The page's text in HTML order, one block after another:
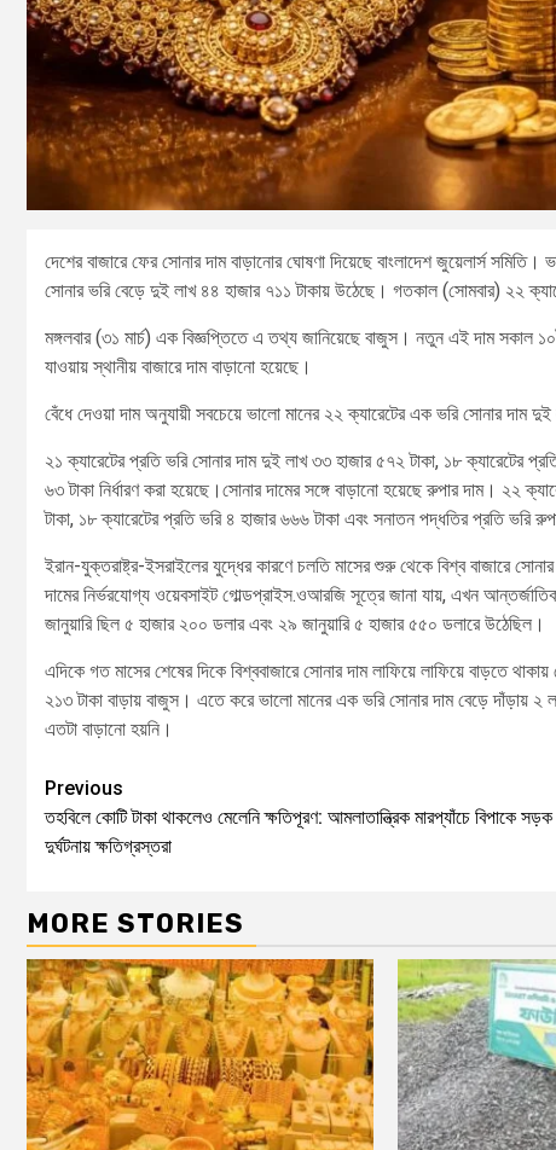
দেশের বাজারে ফের সোনার দাম বাড়ানোর ঘোষণা দিয়েছে বাংলাদেশ জুয়েলার্স
সোনার ভরি বেড়ে দুই লাখ ৪৪ হাজার ৭১১ টাকায় উঠেছে। গতকাল (সোমবার) ২২
মঙ্গলবার (৩১ মার্চ) এক বিজ্ঞপ্তিতে এ তথ্য জানিয়েছে বাজুস। নতুন এই দাম সকাল
যাওয়ায় স্থানীয় বাজারে দাম বাড়ানো হয়েছে।
বেঁধে দেওয়া দাম অনুযায়ী সবচেয়ে ভালো মানের ২২ ক্যারেটের এক ভরি সোনার দাম দুই
২১ ক্যারেটের প্রতি ভরি সোনার দাম দুই লাখ ৩৩ হাজার ৫৭২ টাকা, ১৮ ক্যারেটের
৬৩ টাকা নির্ধারণ করা হয়েছে।সোনার দামের সঙ্গে বাড়ানো হয়েছে রুপার দাম। ২২
টাকা, ১৮ ক্যারেটের প্রতি ভরি ৪ হাজার ৬৬৬ টাকা এবং সনাতন পদ্ধতির প্রতি ভরি
ইরান-যুক্তরাষ্ট্র-ইসরাইলের যুদ্ধের কারণে চলতি মাসের শুরু থেকে বিশ্ব বাজারে
দামের নির্ভরযোগ্য ওয়েবসাইট গোল্ডপ্রাইস.ওআরজি সূত্রে জানা যায়, এখন
জানুয়ারি ছিল ৫ হাজার ২০০ ডলার এবং ২৯ জানুয়ারি ৫ হাজার ৫৫০ ডলারে উঠেছিল।
এদিকে গত মাসের শেষের দিকে বিশ্ববাজারে সোনার দাম লাফিয়ে লাফিয়ে বাড়তে
২১৩ টাকা বাড়ায় বাজুস। এতে করে ভালো মানের এক ভরি সোনার দাম বেড়ে দাঁড়ায়
এতটা বাড়ানো হয়নি।
Previous
তহবিলে কোটি টাকা থাকলেও মেলেনি ক্ষতিপূরণ: আমলাতান্ত্রিক মারপ্যাঁচে বিপাকে সড়ক
দুর্ঘটনায় ক্ষতিগ্রস্তরা
MORE STORIES